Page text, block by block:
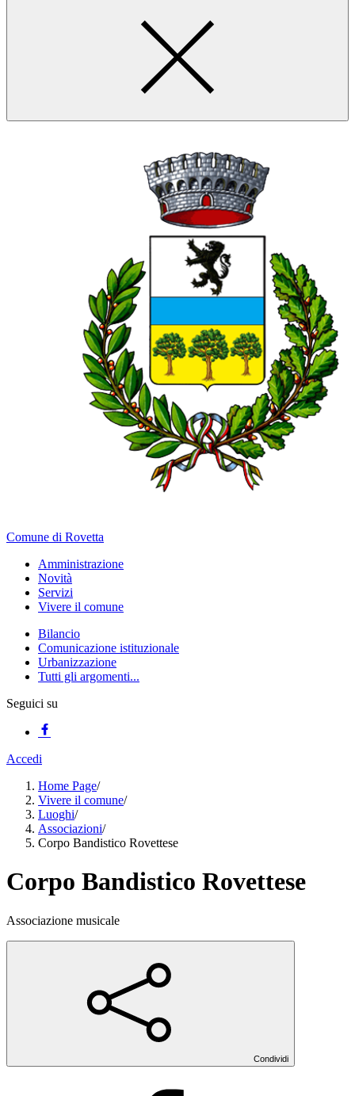
Comune di Rovetta
Amministrazione
Novità
Servizi
Vivere il comune
Bilancio
Comunicazione istituzionale
Urbanizzazione
Tutti gli argomenti...
Seguici su
Accedi
Home Page/
Vivere il comune/
Luoghi/
Associazioni/
Corpo Bandistico Rovettese
Corpo Bandistico Rovettese
Associazione musicale
Condividi